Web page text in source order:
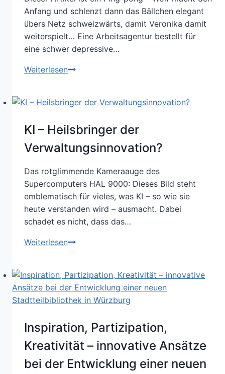
Anfang und schlenzt dann das Bällchen elegant
übers Netz schweizwärts, damit Veronika damit
weiterspielt… Eine Arbeitsagentur bestellt für
eine schwer depressive…
WeiterlesenZuständigkeiten
Eine
einer
Arbeitsagentur
und
wie
sie
vermutlich
zustande
KI – Heilsbringer der
Verwaltungsinnovation?
Das rotglimmende Kameraauge des
Supercomputers HAL 9000: Dieses Bild steht
emblematisch für vieles, was KI – so wie sie
heute verstanden wird – ausmacht. Dabei
schadet es nicht, dass das…
WeiterlesenKI
der
Verwaltungsinnovation?
Inspiration, Partizipation,
Kreativität – innovative Ansätze
bei der Entwicklung einer neuen